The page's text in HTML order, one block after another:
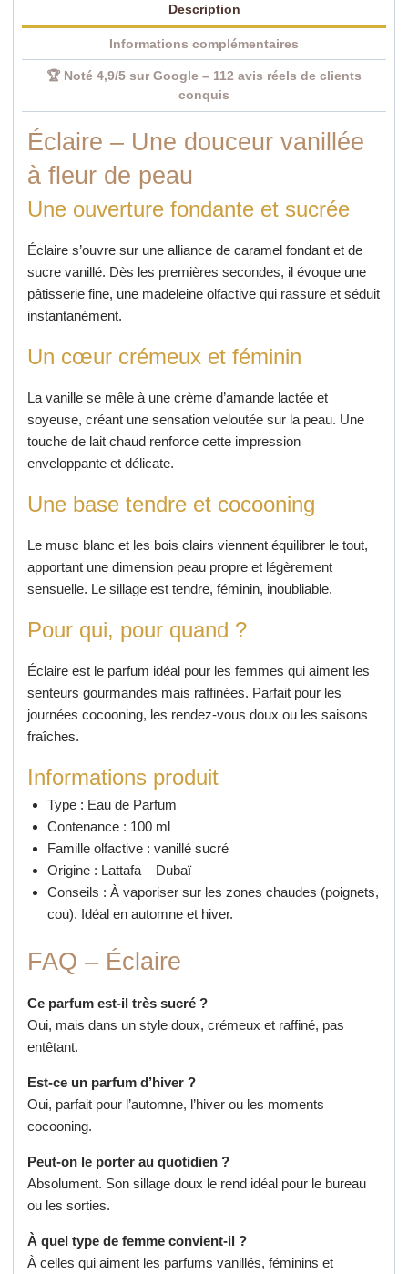
Description
Informations complémentaires
🏆 Noté 4,9/5 sur Google – 112 avis réels de clients
conquis
Éclaire – Une douceur vanillée
à fleur de peau
Une ouverture fondante et sucrée
Éclaire s’ouvre sur une alliance de caramel fondant et de
sucre vanillé. Dès les premières secondes, il évoque une
pâtisserie fine, une madeleine olfactive qui rassure et séduit
instantanément.
Un cœur crémeux et féminin
La vanille se mêle à une crème d’amande lactée et
soyeuse, créant une sensation veloutée sur la peau. Une
touche de lait chaud renforce cette impression
enveloppante et délicate.
Une base tendre et cocooning
Le musc blanc et les bois clairs viennent équilibrer le tout,
apportant une dimension peau propre et légèrement
sensuelle. Le sillage est tendre, féminin, inoubliable.
Pour qui, pour quand ?
Éclaire est le parfum idéal pour les femmes qui aiment les
senteurs gourmandes mais raffinées. Parfait pour les
journées cocooning, les rendez-vous doux ou les saisons
fraîches.
Informations produit
Type : Eau de Parfum
Contenance : 100 ml
Famille olfactive : vanillé sucré
Origine : Lattafa – Dubaï
Conseils : À vaporiser sur les zones chaudes (poignets,
cou). Idéal en automne et hiver.
FAQ – Éclaire
Ce parfum est-il très sucré ?
Oui, mais dans un style doux, crémeux et raffiné, pas
entêtant.
Est-ce un parfum d’hiver ?
Oui, parfait pour l’automne, l’hiver ou les moments
cocooning.
Peut-on le porter au quotidien ?
Absolument. Son sillage doux le rend idéal pour le bureau
ou les sorties.
À quel type de femme convient-il ?
À celles qui aiment les parfums vanillés, féminins et